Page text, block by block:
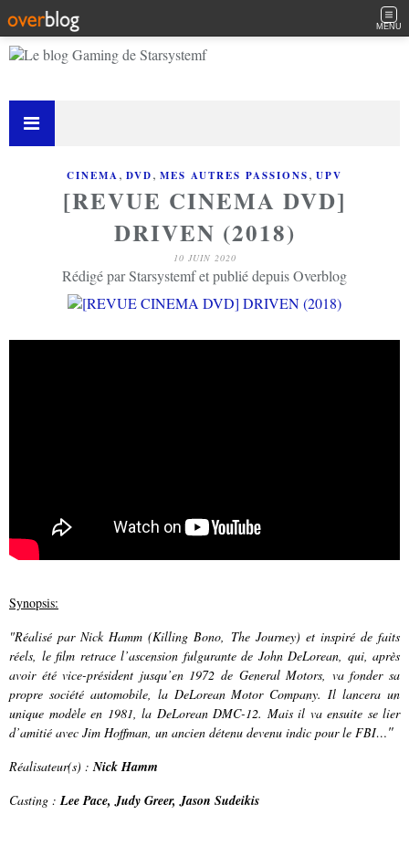
MENU
CINEMA, DVD, MES AUTRES PASSIONS, UPV
[REVUE CINEMA DVD]
DRIVEN (2018)
10 JUIN 2020
Rédigé par Starsystemf et publié depuis Overblog
Synopsis:
"Réalisé par Nick Hamm (Killing Bono, The Journey) et inspiré de faits
réels, le film retrace l’ascension fulgurante de John DeLorean, qui, après
avoir été vice-président jusqu’en 1972 de General Motors, va fonder sa
propre société automobile, la DeLorean Motor Company. Il lancera un
unique modèle en 1981, la DeLorean DMC-12. Mais il va ensuite se lier
d’amitié avec Jim Hoffman, un ancien détenu devenu indic pour le FBI…"
Réalisateur(s) : Nick Hamm
Casting : Lee Pace, Judy Greer, Jason Sudeikis